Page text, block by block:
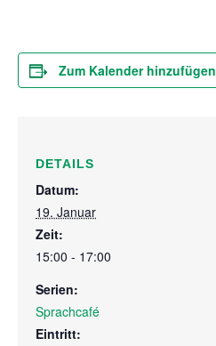
Zum Kalender hinzufügen
DETAILS
Datum:
19. Januar
Zeit:
15:00 - 17:00
Serien:
Sprachcafé
Eintritt: